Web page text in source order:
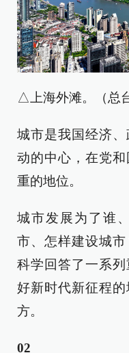
△上海外滩。（总
城市是我国经济
动的中心，在党
重的地位。
城市发展为了谁
市、怎样建设城
科学回答了一系
好新时代新征程
方。
02